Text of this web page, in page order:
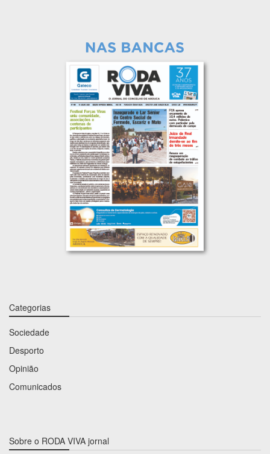
Categorias
Sociedade
Desporto
Opinião
Comunicados
Sobre o RODA VIVA jornal